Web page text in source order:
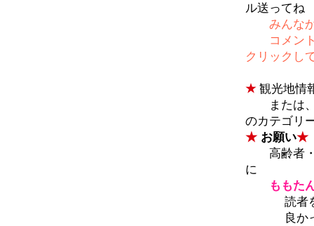
ル送ってね
みんな
コメント
クリックし
★観光地情
または、
のカテゴリ
★ お願い★
高齢者・
に
ももた
読者を広
良かった